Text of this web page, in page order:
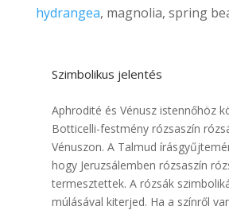
hydrangea, magnolia, spring
Szimbolikus jelentés
Aphrodité és Vénusz istennőhöz
Botticelli-festmény rózsaszín
Vénuszon. A Talmud
hogy Jeruzsálemben rózsaszín
termesztettek. A rózsák
múlásával kiterjed. Ha a színről